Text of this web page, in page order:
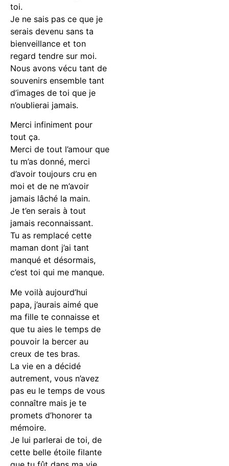
toi.
Je ne sais pas ce que je
serais devenu sans ta
bienveillance et ton
regard tendre sur moi.
Nous avons vécu tant de
souvenirs ensemble tant
d’images de toi que je
n’oublierai jamais.
Merci infiniment pour
tout ça.
Merci de tout l’amour que
tu m’as donné, merci
d’avoir toujours cru en
moi et de ne m’avoir
jamais lâché la main.
Je t’en serais à tout
jamais reconnaissant.
Tu as remplacé cette
maman dont j’ai tant
manqué et désormais,
c’est toi qui me manque.
Me voilà aujourd’hui
papa, j’aurais aimé que
ma fille te connaisse et
que tu aies le temps de
pouvoir la bercer au
creux de tes bras.
La vie en a décidé
autrement, vous n’avez
pas eu le temps de vous
connaître mais je te
promets d’honorer ta
mémoire.
Je lui parlerai de toi, de
cette belle étoile filante